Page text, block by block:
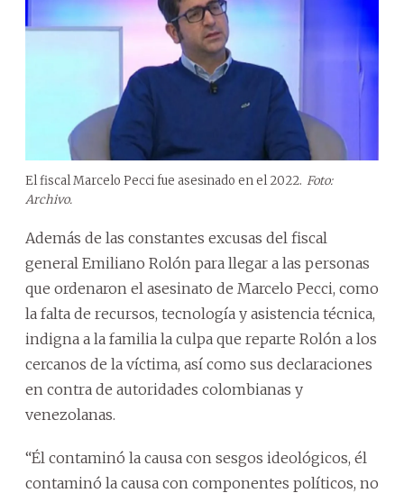
El fiscal Marcelo Pecci fue asesinado en el 2022. Foto:
Archivo.
Además de las constantes excusas del fiscal
general Emiliano Rolón para llegar a las personas
que ordenaron el asesinato de Marcelo Pecci, como
la falta de recursos, tecnología y asistencia técnica,
indigna a la familia la culpa que reparte Rolón a los
cercanos de la víctima, así como sus declaraciones
en contra de autoridades colombianas y
venezolanas.
“Él contaminó la causa con sesgos ideológicos, él
contaminó la causa con componentes políticos, no